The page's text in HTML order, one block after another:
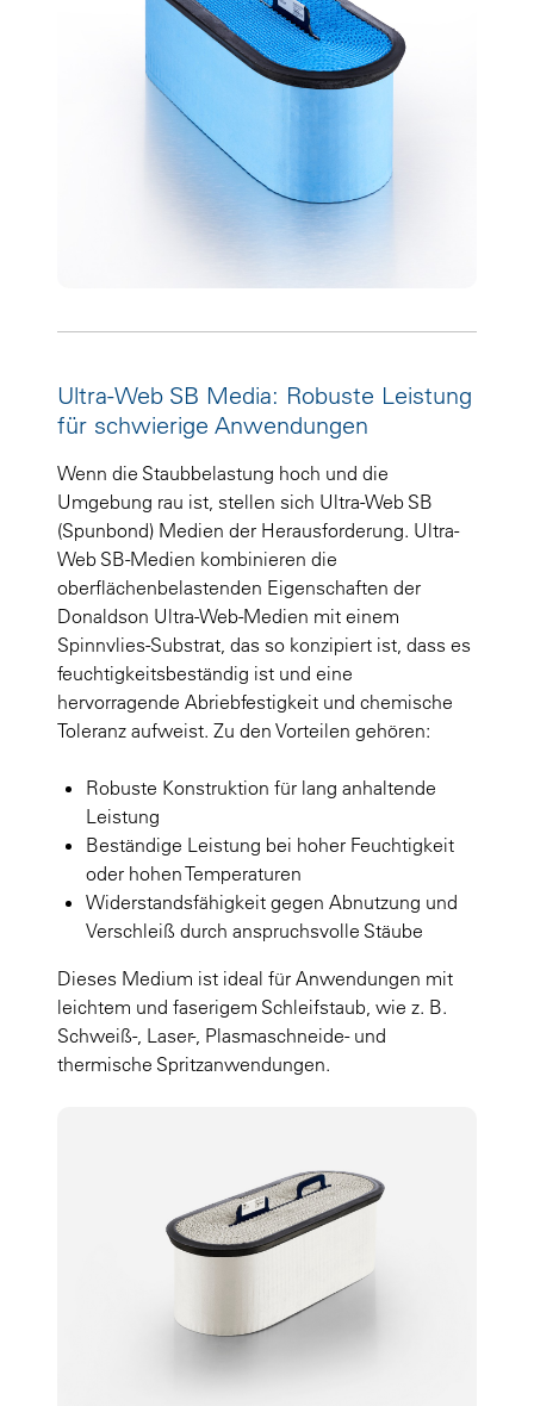
Ultra-Web SB Media: Robuste Leistung
für schwierige Anwendungen
Wenn die Staubbelastung hoch und die
Umgebung rau ist, stellen sich Ultra-Web SB
(Spunbond) Medien der Herausforderung. Ultra-
Web SB-Medien kombinieren die
oberflächenbelastenden Eigenschaften der
Donaldson Ultra-Web-Medien mit einem
Spinnvlies-Substrat, das so konzipiert ist, dass es
feuchtigkeitsbeständig ist und eine
hervorragende Abriebfestigkeit und chemische
Toleranz aufweist. Zu den Vorteilen gehören:
Robuste Konstruktion für lang anhaltende
Leistung
Beständige Leistung bei hoher Feuchtigkeit
oder hohen Temperaturen
Widerstandsfähigkeit gegen Abnutzung und
Verschleiß durch anspruchsvolle Stäube
Dieses Medium ist ideal für Anwendungen mit
leichtem und faserigem Schleifstaub, wie z. B.
Schweiß-, Laser-, Plasmaschneide- und
thermische Spritzanwendungen.